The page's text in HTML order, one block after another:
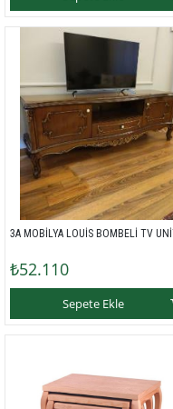
₺52.110
Sepete Ekle